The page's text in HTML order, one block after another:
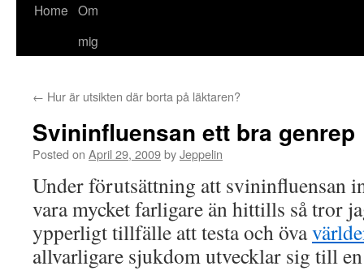
Home Om
mig
← Hur är utsikten där borta på läktaren?
Svininfluensan ett bra genrep
Posted on April 29, 2009byJeppelin
Under förutsättning att svininfluensan
vara mycket farligare än hittills så tror
ypperligt tillfälle att testa och öva
allvarligare sjukdom utvecklar sig till